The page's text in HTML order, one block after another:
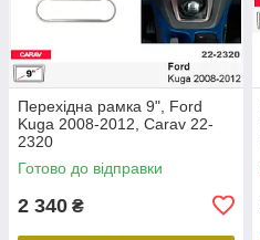
Перехідна рамка 9", Ford
Kuga 2008-2012, Carav 22-
2320
Готово до відправки
2 340 ₴